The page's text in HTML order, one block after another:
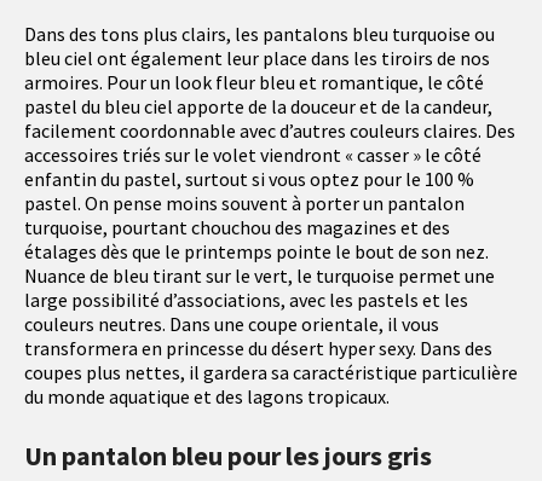
Dans des tons plus clairs, les pantalons bleu turquoise ou
bleu ciel ont également leur place dans les tiroirs de nos
armoires. Pour un look fleur bleu et romantique, le côté
pastel du bleu ciel apporte de la douceur et de la candeur,
facilement coordonnable avec d’autres couleurs claires. Des
accessoires triés sur le volet viendront « casser » le côté
enfantin du pastel, surtout si vous optez pour le 100 %
pastel. On pense moins souvent à porter un pantalon
turquoise, pourtant chouchou des magazines et des
étalages dès que le printemps pointe le bout de son nez.
Nuance de bleu tirant sur le vert, le turquoise permet une
large possibilité d’associations, avec les pastels et les
couleurs neutres. Dans une coupe orientale, il vous
transformera en princesse du désert hyper sexy. Dans des
coupes plus nettes, il gardera sa caractéristique particulière
du monde aquatique et des lagons tropicaux.
Un pantalon bleu pour les jours gris